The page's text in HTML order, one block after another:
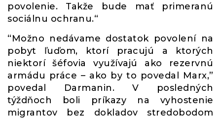
povolenie. Takže bude mať primeranú
sociálnu ochranu.“
“Možno nedávame dostatok povolení na
pobyt ľuďom, ktorí pracujú a ktorých
niektorí šéfovia využívajú ako rezervnú
armádu práce – ako by to povedal Marx,”
povedal Darmanin. V posledných
týždňoch boli príkazy na vyhostenie
migrantov bez dokladov stredobodom